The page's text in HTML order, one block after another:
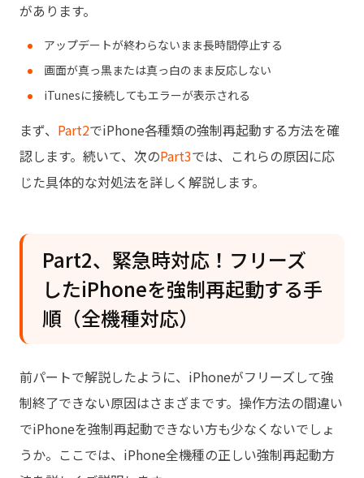
があります。
アップデートが終わらないまま長時間停止する
画面が真っ黒または真っ白のまま反応しない
iTunesに接続してもエラーが表示される
まず、 Part2でiPhone各種類の強制再起動する方法を確
認します。続いて、次のPart3では、これらの原因に応
じた具体的な対処法を詳しく解説します。
Part2、緊急時対応！フリーズ
したiPhoneを強制再起動する手
順（全機種対応）
前パートで解説したように、iPhoneがフリーズして強
制終了できない原因はさまざまです。操作方法の間違い
でiPhoneを強制再起動できない方も少なくないでしょ
うか。ここでは、iPhone全機種の正しい強制再起動方